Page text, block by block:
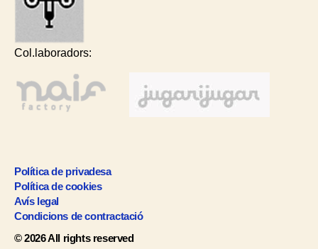
Col.laboradors:
© 2026 All rights reserved
Política de privadesa
Política de cookies
Avís legal
Condicions de contractació